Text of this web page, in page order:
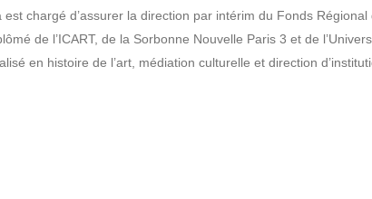
est chargé d’assurer la direction par intérim du Fonds Régional
de l’ICART, de la Sorbonne Nouvelle Paris 3 et de
en histoire de l’art, médiation culturelle et direction